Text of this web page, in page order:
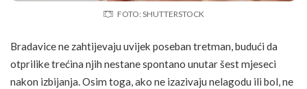
FOTO: SHUTTERSTOCK
Bradavice ne zahtijevaju uvijek poseban tretman, budući da
otprilike trećina njih nestane spontano unutar šest mjeseci
nakon izbijanja. Osim toga, ako ne izazivaju nelagodu ili bol, ne